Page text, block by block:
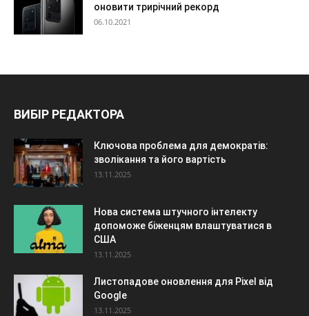
оновити трирічний рекорд
06.10.2021
ВИБІР РЕДАКТОРА
Ключова проблема для демократів:
зволікання та його вартість
13.11.2025
Нова система штучного інтелекту
допоможе біженцям влаштуватися в
США
13.11.2025
Листопадове оновлення для Pixel від
Google
13.11.2025